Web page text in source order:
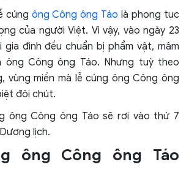
cúng ông Công ông Táo là phong tục
của người Việt. Vì vậy, vào ngày 23
gia đình đều chuẩn bị phẩm vật, mâm
Công ông Táo. Nhưng tuỳ theo
vùng miền mà lễ cúng ông Công ông
đôi chút.
ông Công ông Táo sẽ rơi vào thứ 7
lịch.
ông Công ông Táo